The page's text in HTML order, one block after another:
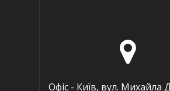
Офіс - Київ, вул. Михайла